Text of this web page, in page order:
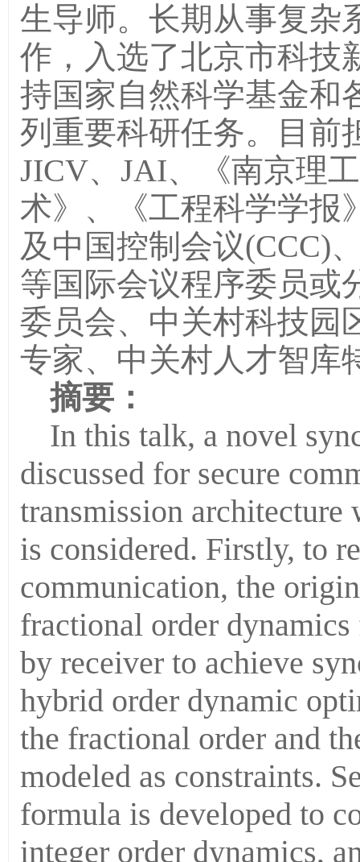
生导师。长期从事复杂
作，入选了北京市科技
持国家自然科学基金和
列重要科研任务。目前
JICV、JAI、《南京理
术》、《工程科学学报
及中国控制会议(CCC)
等国际会议程序委员或
委员会、中关村科技园
专家、中关村人才智库
摘要：
In this talk, a novel
discussed for secure
transmission architecture
is considered. Firstly, to
communication, the
fractional order dynamics
by receiver to achieve
hybrid order dynamic
the fractional order and
modeled as constraints.
formula is developed to
integer order dynamics,